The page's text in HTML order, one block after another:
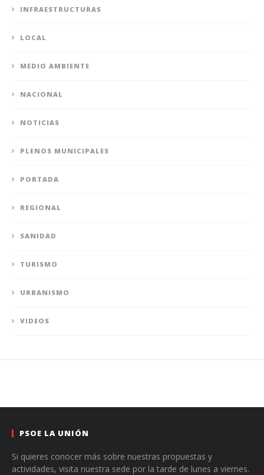
INFRAESTRUCTURAS
LOCAL
MEDIO AMBIENTE
NACIONAL
NOTICIAS
PLENOS MUNICIPALES
PORTADA
REGIONAL
SANIDAD
TURISMO
URBANISMO
VIDEOS
PSOE LA UNIÓN
Si quieres conocer más sobre nuestras propuestas y
actividades, visita nuestra sede por la tarde de lunes a viernes.